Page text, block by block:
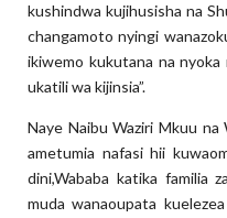
kushindwa kujihusisha na
changamoto nyingi
ikiwemo kukutana na
ukatili wa kijinsia”.
Naye Naibu Waziri Mkuu
ametumia nafasi hii
dini,Wababa katika familia
muda wanaoupata